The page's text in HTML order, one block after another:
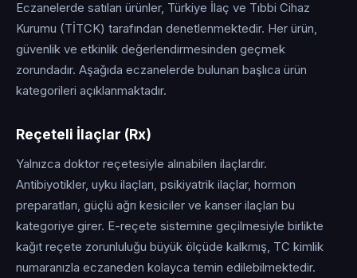
Eczanelerde satılan ürünler, Türkiye İlaç ve Tıbbi Cihaz
Kurumu (TİTCK) tarafından denetlenmektedir. Her ürün,
güvenlik ve etkinlik değerlendirmesinden geçmek
zorundadır. Aşağıda eczanelerde bulunan başlıca ürün
kategorileri açıklanmaktadır.
Reçeteli İlaçlar (Rx)
Yalnızca doktor reçetesiyle alınabilen ilaçlardır.
Antibiyotikler, uyku ilaçları, psikiyatrik ilaçlar, hormon
preparatları, güçlü ağrı kesiciler ve kanser ilaçları bu
kategoriye girer. E-reçete sistemine geçilmesiyle birlikte
kağıt reçete zorunluluğu büyük ölçüde kalkmış, TC kimlik
numaranızla eczaneden kolayca temin edilebilmektedir.